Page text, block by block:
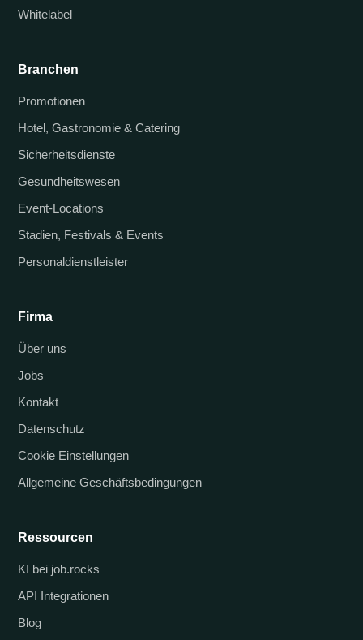
Whitelabel
Branchen
Promotionen
Hotel, Gastronomie & Catering
Sicherheitsdienste
Gesundheitswesen
Event-Locations
Stadien, Festivals & Events
Personaldienstleister
Firma
Über uns
Jobs
Kontakt
Datenschutz
Cookie Einstellungen
Allgemeine Geschäftsbedingungen
Ressourcen
KI bei job.rocks
API Integrationen
Blog